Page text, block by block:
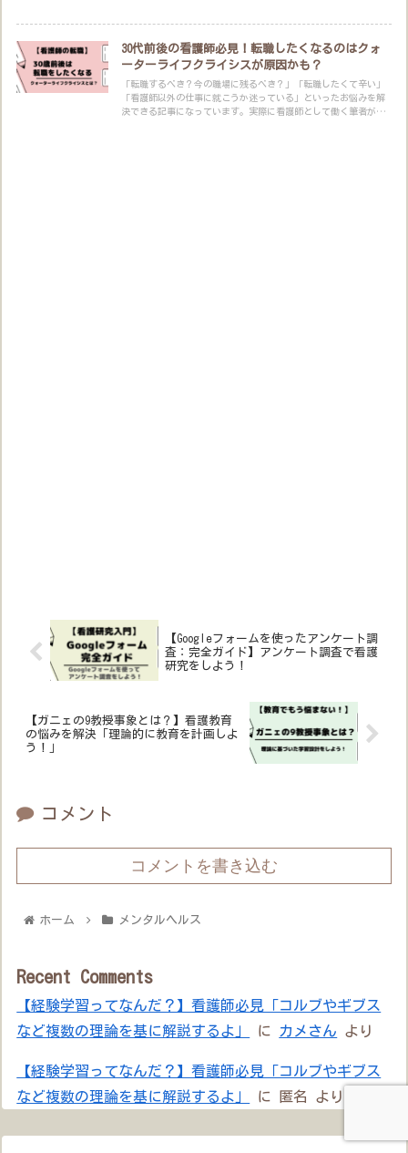
30代前後の看護師必見！転職したくなるのはクォ
ーターライフクライシスが原因かも？
「転職するべき？今の職場に残るべき？」「転職したくて辛い」
「看護師以外の仕事に就こうか迷っている」といったお悩みを解
決できる記事になっています。実際に看護師として働く筆者が、
【Googleフォームを使ったアンケート調
査：完全ガイド】アンケート調査で看護
研究をしよう！
【ガニェの9教授事象とは？】看護教育
の悩みを解決「理論的に教育を計画しよ
う！」
コメント
コメントを書き込む
ホーム メンタルヘルス
Recent Comments
【経験学習ってなんだ？】看護師必見「コルブやギブス
など複数の理論を基に解説するよ」
に カメさん より
【経験学習ってなんだ？】看護師必見「コルブやギブス
など複数の理論を基に解説するよ」
に 匿名 より